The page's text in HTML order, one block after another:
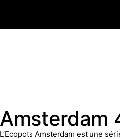
Amsterdam
L’Ecopots Amsterdam est une